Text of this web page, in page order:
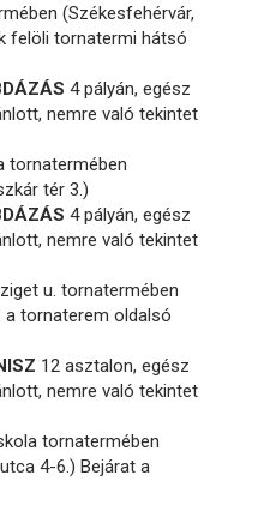
(Székesfehérvár,
felöli tornatermi hátsó
4 pályán, egész
nemre való tekintet
tornatermében
tér 3.)
4 pályán, egész
nemre való tekintet
u. tornatermében
a tornaterem oldalsó
12 asztalon, egész
nemre való tekintet
tornatermében
4-6.) Bejárat a